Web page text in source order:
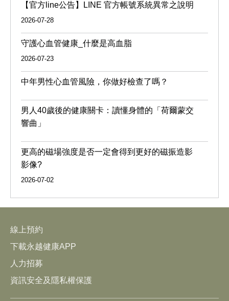
【官方line公告】LINE 官方帳號系統異常之說明
2026-07-28
守護心血管健康_什麼是高血脂
2026-07-23
中年男性心血管風險，你做好檢查了嗎？
男人40歲後的健康關卡：讀懂身體的「荷爾蒙交
響曲」
更高的磁場強度是否一定會得到更好的磁振造影
影像?
2026-07-02
線上預約
下載永越健康APP
人力招募
資訊安全及隱私權保護